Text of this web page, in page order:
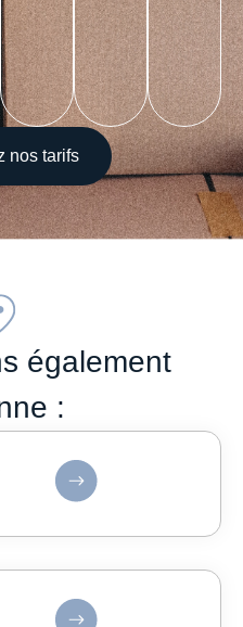
devis
nos tarifs
également
: